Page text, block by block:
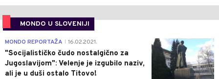
MONDO U SLOVENIJI
4
MONDO REPORTAŽA 16.02.2021.
"Socijalističko čudo nostalgično za
Jugoslavijom": Velenje je izgubilo naziv,
ali je u duši ostalo Titovo!